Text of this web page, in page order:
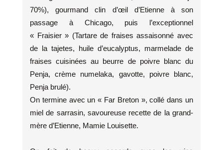
70%), gourmand clin d’œil d’Etienne à son
passage à Chicago, puis l’exceptionnel
« Fraisier » (Tartare de fraises assaisonné avec
de la tajetes, huile d’eucalyptus, marmelade de
fraises cuisinées au beurre de poivre blanc du
Penja, crème numelaka, gavotte, poivre blanc,
Penja brulé).
On termine avec un « Far Breton », collé dans un
miel de sarrasin, savoureuse recette de la grand-
mère d’Etienne, Mamie Louisette.